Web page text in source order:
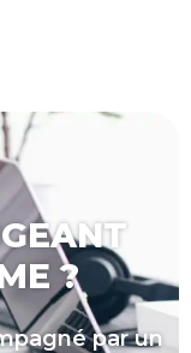
?
par un